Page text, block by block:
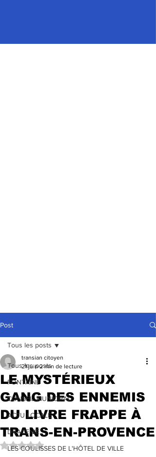
Post
Tous les posts
FONTAINE
CONSEIL MUNICIPAL
ACTU LOCALE
DRACENIE
LES COULISSES DE L'HÔTEL DE VILLE
Tous les posts
LE MYSTÉRIEUX
GANG DES ENNEMIS
DU LIVRE FRAPPE À
TRANS-EN-PROVENCE
transian citoyen
21 juin 2 min de lecture
Noté NaN étoiles sur 5.